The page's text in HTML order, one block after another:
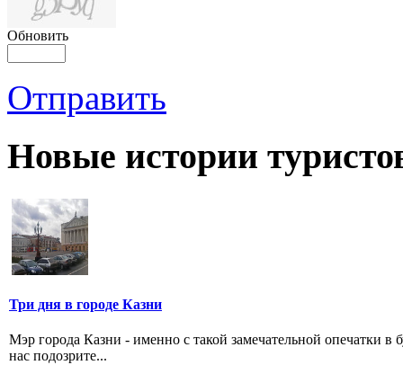
Обновить
Отправить
Новые истории
Три дня в городе Казни
Мэр города Казни - именно с такой замечательной опечатки в
нас подозрите...